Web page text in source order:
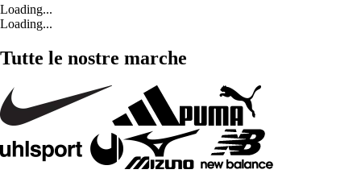
Loading...
Loading...
Tutte le nostre marche